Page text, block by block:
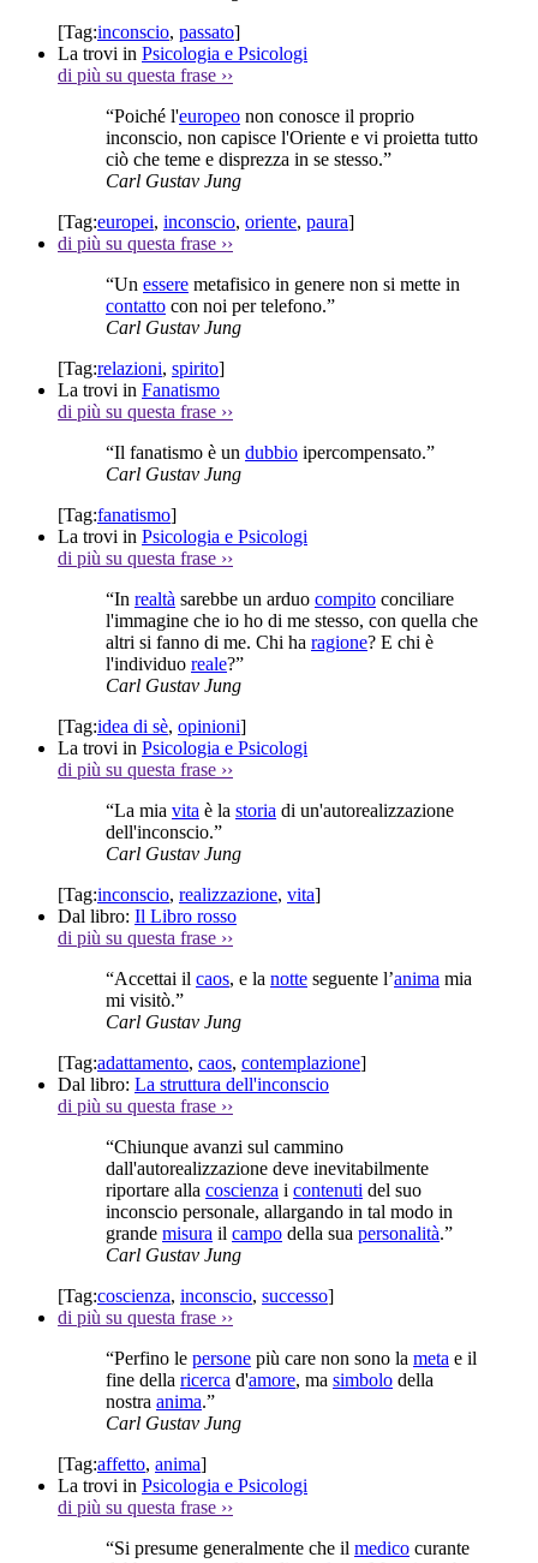
[Tag:inconscio, passato]
La trovi in Psicologia e Psicologi
di più su questa frase ››
“Poiché l'europeo non conosce il proprio
inconscio, non capisce l'Oriente e vi proietta tutto
ciò che teme e disprezza in se stesso.”
Carl Gustav Jung
[Tag:europei, inconscio, oriente, paura]
di più su questa frase ››
“Un essere metafisico in genere non si mette in
contatto con noi per telefono.”
Carl Gustav Jung
[Tag:relazioni, spirito]
La trovi in Fanatismo
di più su questa frase ››
“Il fanatismo è un dubbio ipercompensato.”
Carl Gustav Jung
[Tag:fanatismo]
La trovi in Psicologia e Psicologi
di più su questa frase ››
“In realtà sarebbe un arduo compito conciliare
l'immagine che io ho di me stesso, con quella che
altri si fanno di me. Chi ha ragione? E chi è
l'individuo reale?”
Carl Gustav Jung
[Tag:idea di sè, opinioni]
La trovi in Psicologia e Psicologi
di più su questa frase ››
“La mia vita è la storia di un'autorealizzazione
dell'inconscio.”
Carl Gustav Jung
[Tag:inconscio, realizzazione, vita]
Dal libro: Il Libro rosso
di più su questa frase ››
“Accettai il caos, e la notte seguente l’anima mia
mi visitò.”
Carl Gustav Jung
[Tag:adattamento, caos, contemplazione]
Dal libro: La struttura dell'inconscio
di più su questa frase ››
“Chiunque avanzi sul cammino
dall'autorealizzazione deve inevitabilmente
riportare alla coscienza i contenuti del suo
inconscio personale, allargando in tal modo in
grande misura il campo della sua personalità.”
Carl Gustav Jung
[Tag:coscienza, inconscio, successo]
di più su questa frase ››
“Perfino le persone più care non sono la meta e il
fine della ricerca d'amore, ma simbolo della
nostra anima.”
Carl Gustav Jung
[Tag:affetto, anima]
La trovi in Psicologia e Psicologi
di più su questa frase ››
“Si presume generalmente che il medico curante